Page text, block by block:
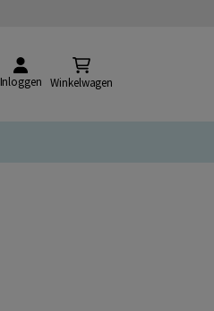
Inloggen Winkelwagen